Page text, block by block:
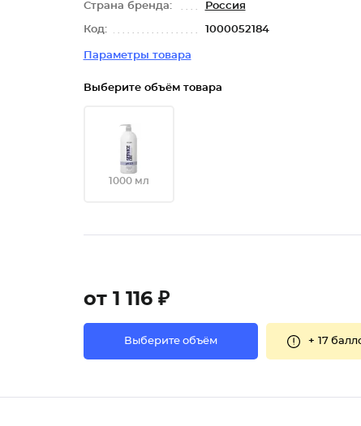
Страна бренда: Россия
Код: 1000052184
Параметры товара
Выберите объём товара
1000 мл
от 1 116 ₽
Выберите объём + 17